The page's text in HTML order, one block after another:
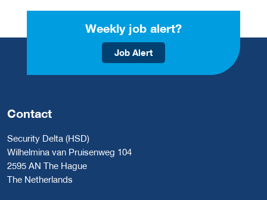
Weekly job alert?
Job Alert
Contact
Security Delta (HSD)
Wilhelmina van Pruisenweg 104
2595 AN The Hague
The Netherlands